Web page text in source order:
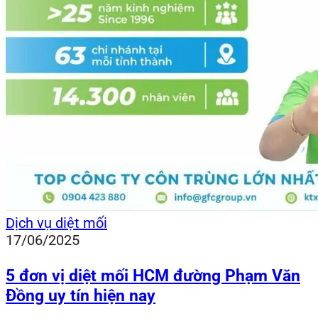
Dịch vụ diệt mối
17/06/2025
5 đơn vị diệt mối HCM đường Phạm Văn
Đồng uy tín hiện nay